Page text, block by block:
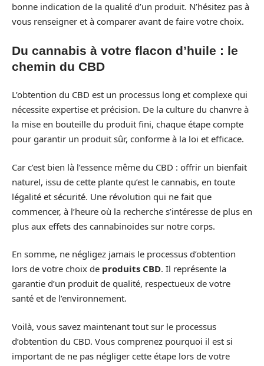
bonne indication de la qualité d’un produit. N’hésitez pas à
vous renseigner et à comparer avant de faire votre choix.
Du cannabis à votre flacon d’huile : le
chemin du CBD
L’obtention du CBD est un processus long et complexe qui
nécessite expertise et précision. De la culture du chanvre à
la mise en bouteille du produit fini, chaque étape compte
pour garantir un produit sûr, conforme à la loi et efficace.
Car c’est bien là l’essence même du CBD : offrir un bienfait
naturel, issu de cette plante qu’est le cannabis, en toute
légalité et sécurité. Une révolution qui ne fait que
commencer, à l’heure où la recherche s’intéresse de plus en
plus aux effets des cannabinoides sur notre corps.
En somme, ne négligez jamais le processus d’obtention
lors de votre choix de produits CBD. Il représente la
garantie d’un produit de qualité, respectueux de votre
santé et de l’environnement.
Voilà, vous savez maintenant tout sur le processus
d’obtention du CBD. Vous comprenez pourquoi il est si
important de ne pas négliger cette étape lors de votre